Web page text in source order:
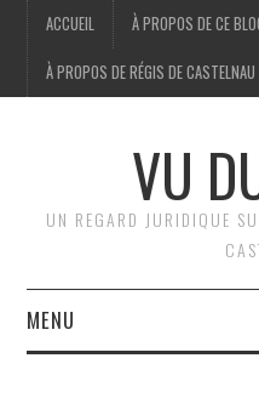
ACCUEIL À PROPOS DE CE
À PROPOS DE RÉGIS DE CASTELNAU
VU
UN REGARD JURIDIQUE
MENU